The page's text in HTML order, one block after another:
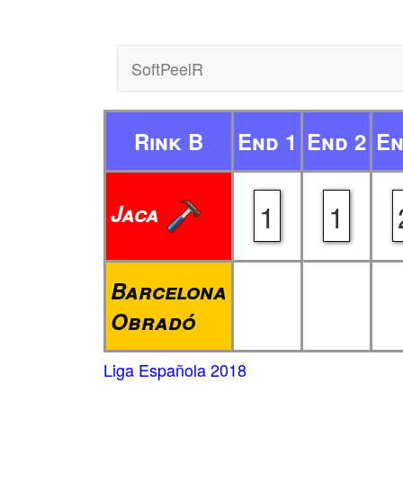
SoftPeelR
Rink B End 1 End 2
Jaca 1 1
Barcelona
Obradó
Liga Española 2018